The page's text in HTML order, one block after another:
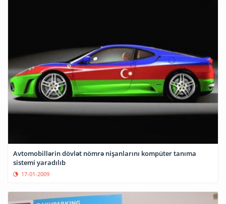
Avtomobillərin dövlət nömrə nişanlarını kompüter tanıma
sistemi yaradılıb
17-01-2009